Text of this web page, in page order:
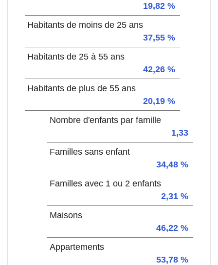
19,82 %
Habitants de moins de 25 ans
37,55 %
Habitants de 25 à 55 ans
42,26 %
Habitants de plus de 55 ans
20,19 %
Nombre d'enfants par famille
1,33
Familles sans enfant
34,48 %
Familles avec 1 ou 2 enfants
2,31 %
Maisons
46,22 %
Appartements
53,78 %